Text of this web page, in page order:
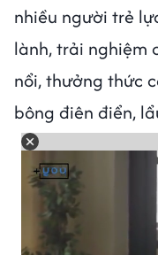
nhiều người trẻ
lành, trải nghiệm
nổi, thưởng thức
bông điên điển,